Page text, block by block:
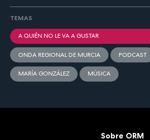
TEMAS
A QUIÉN NO LE VA A GUSTAR
ONDA REGIONAL DE MURCIA PODCAST
MARÍA GONZÁLEZ MÚSICA
Sobre ORM